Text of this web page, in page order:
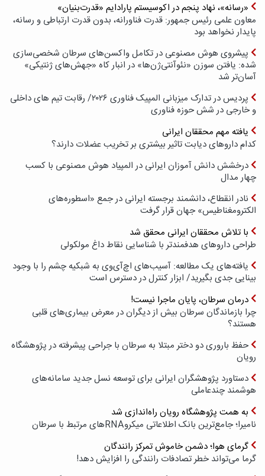
«رسانه»، نهاد پنجم در اکوسیستم پارادایم «قدرت‌بنیان»
معاون علمی رئیس جمهور: قدرت فناورانه، بدون قدرت ارتباطی و رسانه،
پایدار نخواهد بود
پیشروی هوش مصنوعی در تکامل واکسن‌های سرطان شخصی‌سازی
شده: یافتن سوزن «نئوآنتی‌ژن‌ها» در انبار کاه «جهش‌های ژنتیکی»
آسان‌تر شد
پردیس در تدارک میزبانی المپیک فناوری ۲۰۲۶/ رقابت تیم های داخلی
و خارجی در شش حوزه فناوری
یافته مهم محققان ایرانی
کدام داروهای دیابت تاثیر بیشتری بر تخریب عضلات دارند؟
درخشش دانش آموزان ایرانی در المپیاد هوش مصنوعی با کسب
چهار مدال
نادر انقطاع، دانشمند برجسته ایرانی در جمع «اسطوره‌های
الکترومغناطیس» جهان قرار گرفت
با تلاش محققان ایرانی محقق شد
طراحی داروهای هدفمندتر با شناسایی نقاط داغ مولکولی
یافته‌های یک مطالعه: آسیب‌های اچ‌آی‌وی به شبکیه چشم را با وجود
بینایی جدی بگیرید/ ابزار کنترل در دسترس است
درمان سرطان، پایان ماجرا نیست!
چرا بازماندگان سرطان بیش از دیگران در معرض بیماری‌های قلبی
هستند؟
حفظ باروری دو دختر مبتلا به سرطان با جراحی پیشرفته در پژوهشگاه
رویان
دستاورد پژوهشگران ایرانی برای توسعه نسل جدید سامانه‌های
هوشمند چندعاملی
به همت پژوهشگاه رویان راه‌اندازی شد
نامیرا؛ جامع‌ترین بانک اطلاعاتی میکروRNAهای مرتبط با سرطان
گرمای هوا؛ دشمن خاموش تمرکز رانندگان
گرما می‌تواند خطر تصادفات رانندگی را افزایش دهد!